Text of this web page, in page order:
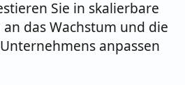
Sie in skalierbare
das Wachstum und die
anpassen